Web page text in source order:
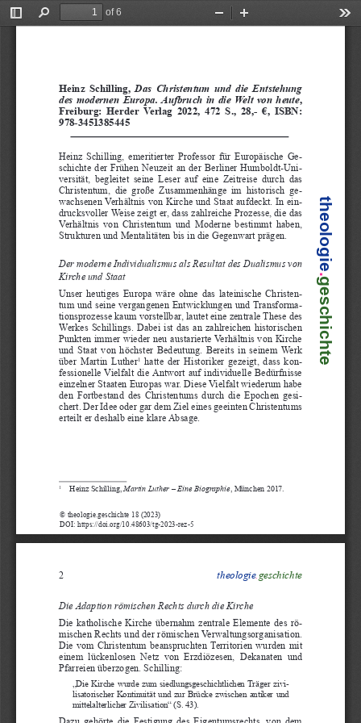
Toggle
Find
of 6
Zoom
© theologie.geschichte 18 (2023)
DOI: https://doi.org/10.48603/tg-2023-rez-5
theologie
.geschichte
Heinz  Schilling, Das  Christentum  und  die  Entstehung
des  modernen  Europa.  Aufbruch  in  die  Welt  von  heute,
Freiburg:  Herder  Verlag  2022,  472  S.,  28,-  €,  ISBN:
978-3451385445
Heinz  Schilling,  emeritierter  Professor  für  Europäische  Ge-
schichte  der  Frühen  Neuzeit  an  der  Berliner  Humboldt-Uni-
versität,  begleitet  seine  Leser  auf  eine  Zeitreise  durch  das
Christentum,  die  große  Zusammenhänge  im  historisch  ge-
wachsenen Verhältnis von Kirche und Staat aufdeckt. In ein-
drucksvoller Weise zeigt er, dass zahlreiche Prozesse, die das
Verhältnis  von  Christentum  und  Moderne  bestimmt  haben,
Strukturen und Mentalitäten bis in die Gegenwart prägen.
Der moderne Individualismus als Resultat des Dualismus von
Kirche und Staat
Unser  heutiges  Europa  wäre  ohne  das  lateinische  Christen-
tum und seine vergangenen Entwicklungen und Transforma-
tionsprozesse kaum vorstellbar, lautet eine zentrale These des
Werkes  Schillings.  Dabei  ist  das  an  zahlreichen  historischen
Punkten immer wieder neu austarierte Verhältnis von Kirche
und  Staat  von  höchster  Bedeutung.  Bereits  in  seinem  Werk
über  Martin  Luther1
  hatte  der  Historiker  gezeigt,  dass  kon-
fessionelle  Vielfalt  die  Antwort  auf  individuelle  Bedürfnisse
einzelner Staaten Europas war. Diese Vielfalt wiederum habe
den  Fortbestand  des  Christentums  durch  die  Epochen  gesi-
chert. Der Idee oder gar dem Ziel eines geeinten Christentums
erteilt er deshalb eine klare Absage.
1 Heinz Schilling, Martin Luther – Eine Biographie, München 2017.
2 theologie.geschichte
Die Adaption römischen Rechts durch die Kirche
Die  katholische  Kirche  übernahm  zentrale  Elemente  des  rö-
mischen Rechts und der römischen Verwaltungsorganisation.
Die  vom  Christentum  beanspruchten  Territorien  wurden  mit
einem  lückenlosen  Netz  von  Erzdiözesen,  Dekanaten  und
Pfarreien überzogen. Schilling:
„Die  Kirche  wurde  zum  siedlungsgeschichtlichen  Träger  zivi-
lisatorischer  Kontinuität  und  zur  Brücke  zwischen  antiker  und
mittelalterlicher Zivilisation“ (S. 43).
Dazu  gehörte  die  Festigung  des  Eigentumsrechts,  von  dem